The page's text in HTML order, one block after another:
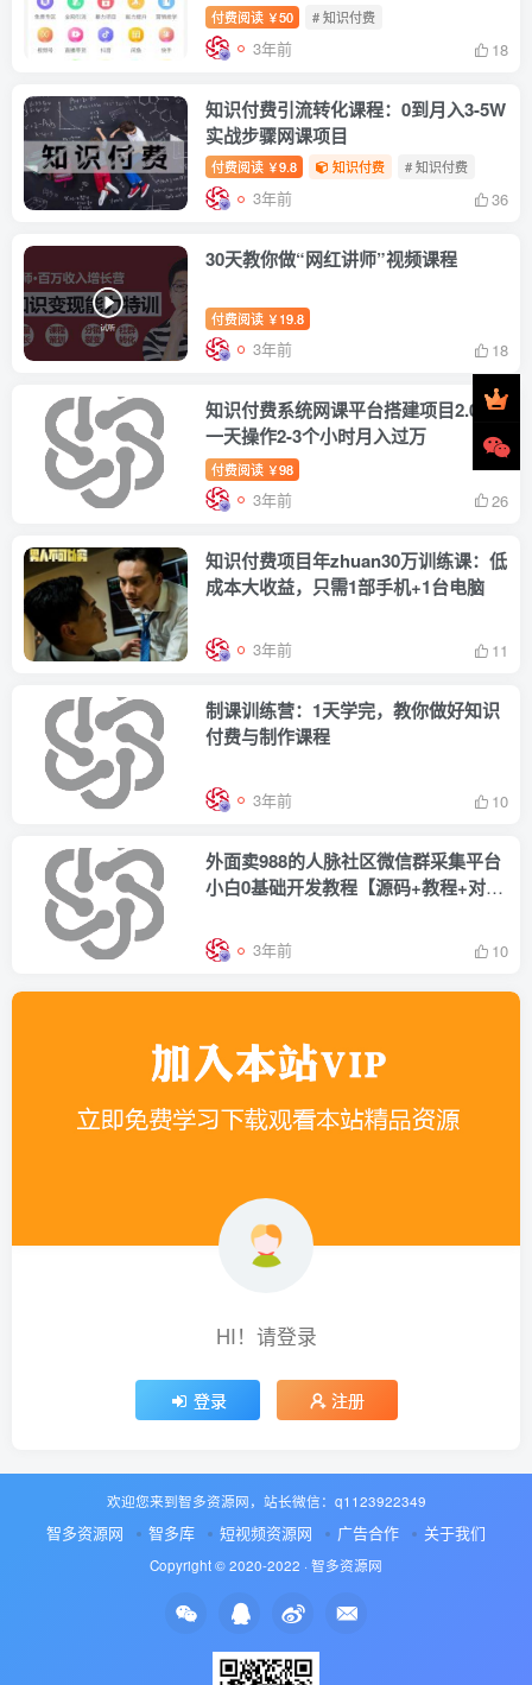
付费阅读 ￥50 # 知识付费
3年前 18
知识付费引流转化课程：0到月入3-5W
实战步骤网课项目
付费阅读 ￥9.8 知识付费 # 知识付费
3年前 36
30天教你做“网红讲师”视频课程
付费阅读 ￥ 19.8
3年前 18
知识付费系统网课平台搭建项目2.0，
一天操作2-3个小时月入过万
付费阅读 ￥98
3年前 26
知识付费项目年zhuan30万训练课：低
成本大收益，只需1部手机+1台电脑
3年前 11
制课训练营：1天学完，教你做好知识
付费与制作课程
3年前 10
外面卖988的人脉社区微信群采集平台
小白0基础开发教程【源码+教程+对
3年前 10
HI！请登录
登录 注册
欢迎您来到智多资源网，站长微信：q1123922349
智多资源网 智多库 短视频资源网 广告合作 关于我们
Copyright © 2020-2022 · 智多资源网